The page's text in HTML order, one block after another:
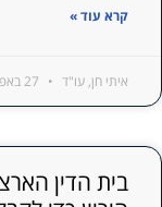
קרא עוד »
איתי חן, עו"ד
בית הדין